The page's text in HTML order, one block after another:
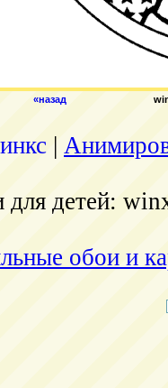
«назад
|
для детей:
обои и